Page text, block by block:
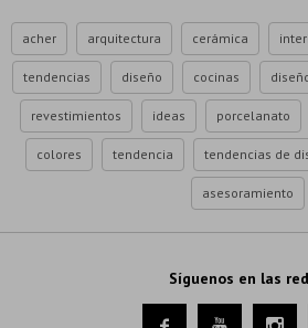
acher arquitectura cerámica
tendencias diseño cocinas
revestimientos ideas porcelanato
colores tendencia tendencias de
asesoramiento
Síguenos en las